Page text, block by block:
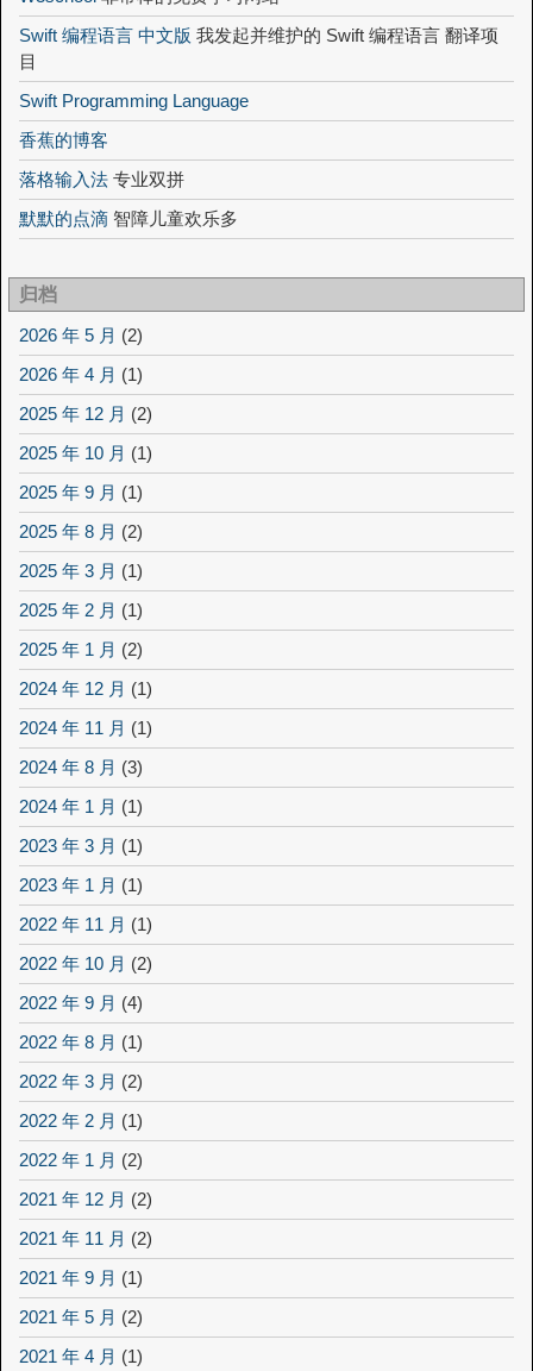
Swift 编程语言 中文版 我发起并维护的 Swift 编程语言 翻译项
目
Swift Programming Language
香蕉的博客
落格输入法 专业双拼
默默的点滴 智障儿童欢乐多
归档
2026 年 5 月 (2)
2026 年 4 月 (1)
2025 年 12 月 (2)
2025 年 10 月 (1)
2025 年 9 月 (1)
2025 年 8 月 (2)
2025 年 3 月 (1)
2025 年 2 月 (1)
2025 年 1 月 (2)
2024 年 12 月 (1)
2024 年 11 月 (1)
2024 年 8 月 (3)
2024 年 1 月 (1)
2023 年 3 月 (1)
2023 年 1 月 (1)
2022 年 11 月 (1)
2022 年 10 月 (2)
2022 年 9 月 (4)
2022 年 8 月 (1)
2022 年 3 月 (2)
2022 年 2 月 (1)
2022 年 1 月 (2)
2021 年 12 月 (2)
2021 年 11 月 (2)
2021 年 9 月 (1)
2021 年 5 月 (2)
2021 年 4 月 (1)